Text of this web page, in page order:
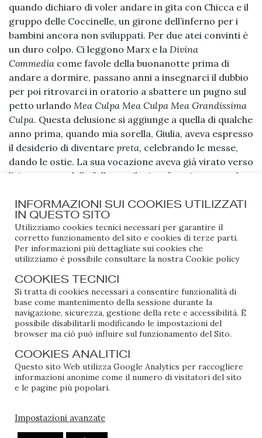
quando dichiaro di voler andare in gita con Chicca e il
gruppo delle Coccinelle, un girone dell’inferno per i
bambini ancora non sviluppati. Per due atei convinti è
un duro colpo. Ci leggono Marx e la Divina
Commedia come favole della buonanotte prima di
andare a dormire, passano anni a insegnarci il dubbio
per poi ritrovarci in oratorio a sbattere un pugno sul
petto urlando Mea Culpa Mea Culpa Mea Grandissima
Culpa. Questa delusione si aggiunge a quella di qualche
anno prima, quando mia sorella, Giulia, aveva espresso
il desiderio di diventare preta, celebrando le messe,
dando le ostie. La sua vocazione aveva già virato verso
l’aizzamento delle folle con il microfono in mano e le
così hanno purificato anche me. Siamo state
battezzate dal Monsignore Beppe, il cugino di mia
madre. Quando spalanca le porte della chiesa, con il
saio che ondeggia dietro di lui, sorpassa il Don e si
prende l’altare con la sicurezza di chi sa già di essere il
protagonista della giornata, da vera Diva della
Diocesi. Tutte le vecchie del paese lo guardavano
rapite. Ma dopo questo breve momento di celebrità
cattolica, mentre a Giulia è semplicemente passata e
si è messa a suonare in una band punk, per me è stato
fallito con molto più dolore, pentimento e risonanza.
A causa della contaminazione siamo già in prima
intossicazione, di quelle che senti ogni mese nei campi
INFORMAZIONI SUI COOKIES UTILIZZATI
IN QUESTO SITO
Utilizziamo cookies tecnici necessari per garantire il
corretto funzionamento del sito e cookies di terze parti.
Per informazioni più dettagliate sui cookies che
utilizziamo è possibile consultare la nostra Cookie policy
COOKIES TECNICI
Si tratta di cookies necessari a consentire funzionalità di
base come mantenimento della sessione durante la
navigazione, sicurezza, gestione della rete e accessibilità. È
possibile disabilitarli modificando le impostazioni del
browser ma ciò può influire sul funzionamento del Sito.
COOKIES ANALITICI
Questo sito Web utilizza Google Analytics per raccogliere
informazioni anonime come il numero di visitatori del sito
e le pagine più popolari.
Impostazioni avanzate